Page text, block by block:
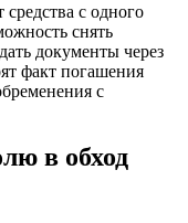
с одного
снять
документы через
факт погашения
с
в обход